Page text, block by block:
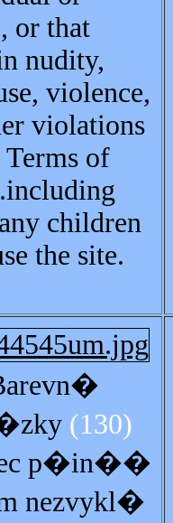
or that
nudity,
violence,
violations
of
children
the site.
(130)
p�in��
nezvykl�